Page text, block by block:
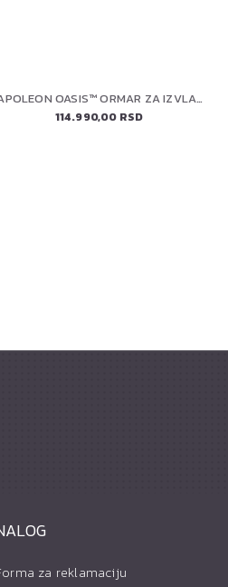
NAPOLEON OASIS™ ORMAR ZA IZVLAČENJE PLINSKE BOCE , IM-UTC-CN-1-CE
114.990,00 RSD
za reklamaciju